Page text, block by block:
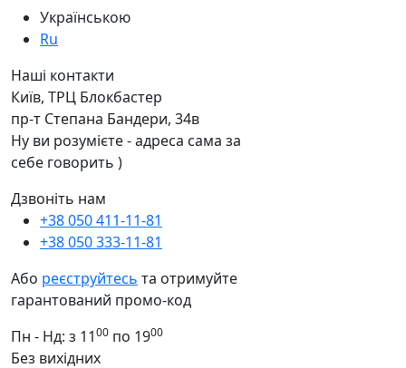
Українською
Ru
Наші контакти
Київ, ТРЦ Блокбастер
пр-т Степана Бандери, 34в
Ну ви розумієте - адреса сама за
себе говорить )
Дзвоніть нам
+38 050 411-11-81
+38 050 333-11-81
Або реєструйтесь та отримуйте
гарантований промо-код
Пн - Нд: з 1100 по 1900
Без вихідних